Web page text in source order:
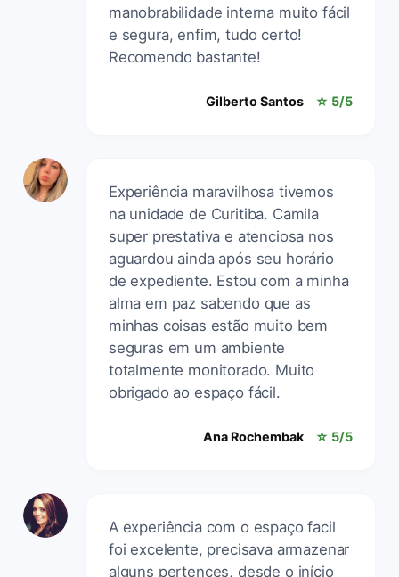
manobrabilidade interna muito fácil
e segura, enfim, tudo certo!
Recomendo bastante!
Gilberto Santos ☆ 5/5
Experiência maravilhosa tivemos
na unidade de Curitiba. Camila
super prestativa e atenciosa nos
aguardou ainda após seu horário
de expediente. Estou com a minha
alma em paz sabendo que as
minhas coisas estão muito bem
seguras em um ambiente
totalmente monitorado. Muito
obrigado ao espaço fácil.
Ana Rochembak ☆ 5/5
A experiência com o espaço facil
foi excelente, precisava armazenar
alguns pertences, desde o início